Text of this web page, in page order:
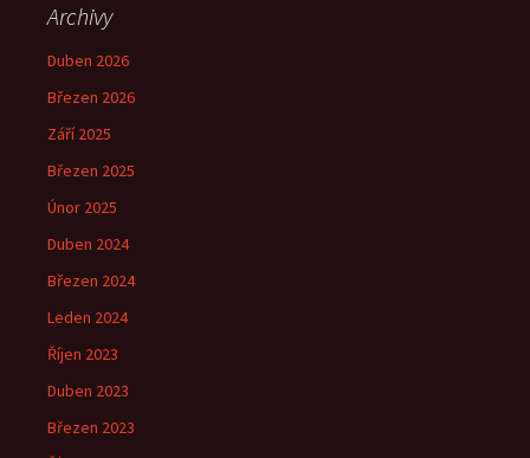
Archivy
Duben 2026
Březen 2026
Září 2025
Březen 2025
Únor 2025
Duben 2024
Březen 2024
Leden 2024
Říjen 2023
Duben 2023
Březen 2023